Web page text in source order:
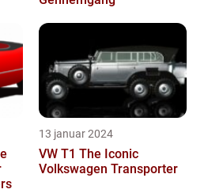
13 januar 2024
VW T1 The Iconic
Volkswagen Transporter